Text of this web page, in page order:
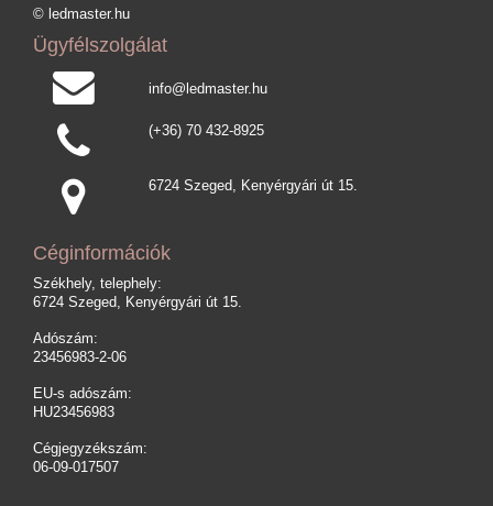
© ledmaster.hu
Ügyfélszolgálat
info@ledmaster.hu
(+36) 70 432-8925
6724 Szeged, Kenyérgyári út 15.
Céginformációk
Székhely, telephely:
6724 Szeged, Kenyérgyári út 15.
Adószám:
23456983-2-06
EU-s adószám:
HU23456983
Cégjegyzékszám:
06-09-017507